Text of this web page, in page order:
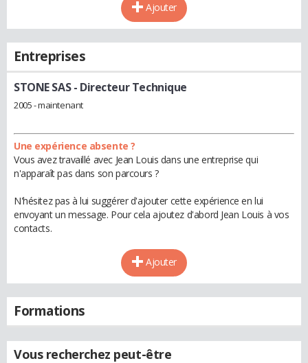
Ajouter
Entreprises
STONE SAS- Directeur Technique
2005 - maintenant
Une expérience absente ?
Vous avez travaillé avec Jean Louis dans une entreprise qui
n'apparaît pas dans son parcours ?
N'hésitez pas à lui suggérer d'ajouter cette expérience en lui
envoyant un message. Pour cela ajoutez d'abord Jean Louis à vos
contacts.
Ajouter
Formations
Vous recherchez peut-être